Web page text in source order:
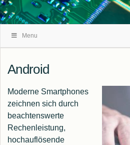
Navigation
Menu
Android
Moderne Smartphones
zeichnen sich durch
beachtenswerte
Rechenleistung,
hochauflösende